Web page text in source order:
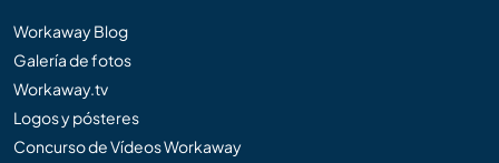
Workaway Blog
Galería de fotos
Workaway.tv
Logos y pósteres
Concurso de Vídeos Workaway